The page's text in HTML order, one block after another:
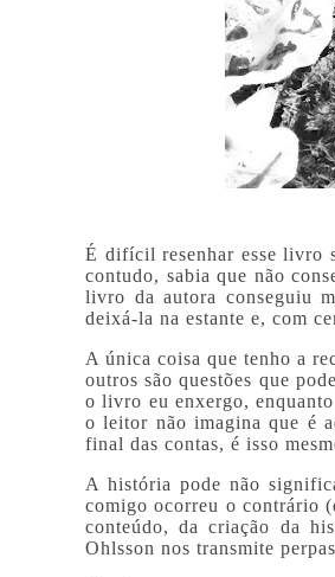
É difícil resenhar esse livro
contudo, sabia que não
livro da autora conseguiu
deixá-la na estante e, com
A única coisa que tenho a
outros são questões que
o livro eu enxergo,
o leitor não imagina que é
final das contas, é isso
A história pode não
comigo ocorreu o contrário
conteúdo, da criação da
Ohlsson nos transmite